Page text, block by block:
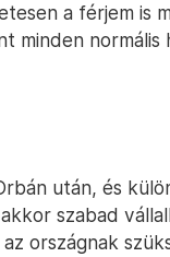
a férjem is
minden normális
után, és
szabad
országnak